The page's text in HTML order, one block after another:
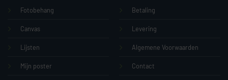
Fotobehang
Canvas
Lijsten
Mijn poster
Betaling
Levering
Algemene Voorwaarden
Contact